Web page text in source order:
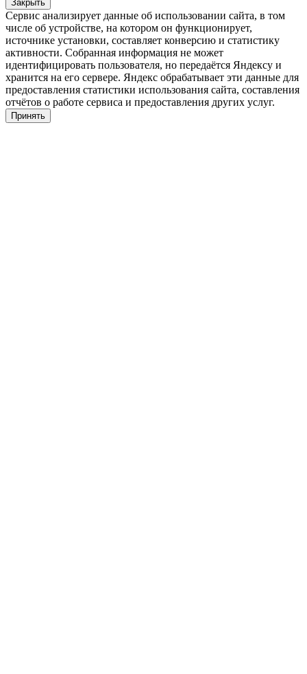
Закрыть
Сервис анализирует данные об использовании сайта, в том
числе об устройстве, на котором он функционирует,
источнике установки, составляет конверсию и статистику
активности. Собранная информация не может
идентифицировать пользователя, но передаётся Яндексу и
хранится на его сервере. Яндекс обрабатывает эти данные для
предоставления статистики использования сайта, составления
отчётов о работе сервиса и предоставления других услуг.
Принять